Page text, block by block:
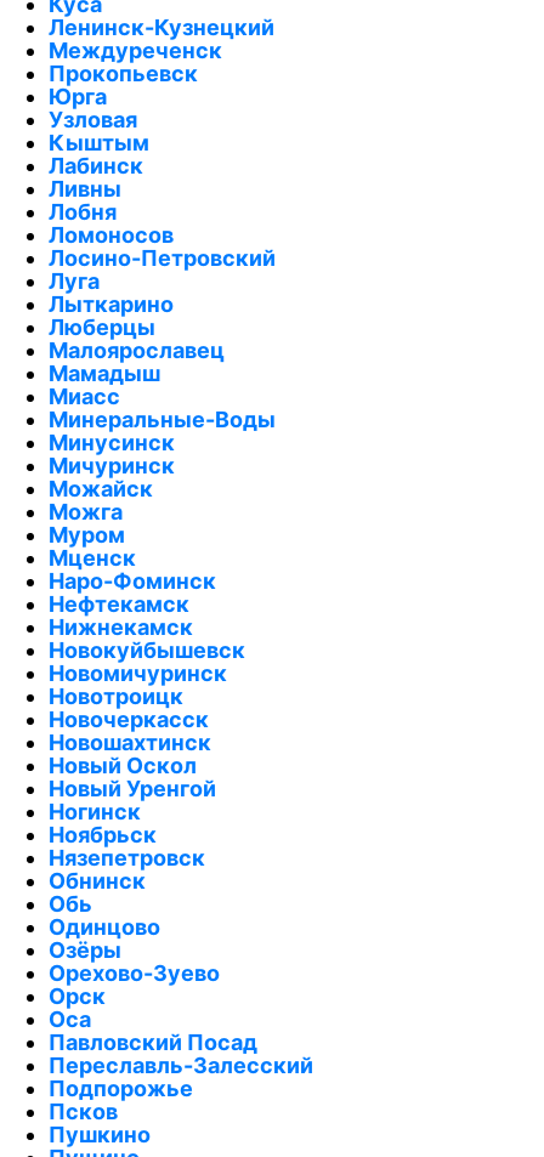
Ленинск-Кузнецкий
Междуреченск
Прокопьевск
Юрга
Узловая
Кыштым
Лабинск
Ливны
Лобня
Ломоносов
Лосино-Петровский
Луга
Лыткарино
Люберцы
Малоярославец
Мамадыш
Миасс
Минеральные-Воды
Минусинск
Мичуринск
Можайск
Можга
Муром
Мценск
Наро-Фоминск
Нефтекамск
Нижнекамск
Новокуйбышевск
Новомичуринск
Новотроицк
Новочеркасск
Новошахтинск
Новый Оскол
Новый Уренгой
Ногинск
Ноябрьск
Нязепетровск
Обнинск
Обь
Одинцово
Озёры
Орехово-Зуево
Орск
Оса
Павловский Посад
Переславль-Залесский
Подпорожье
Псков
Пушкино